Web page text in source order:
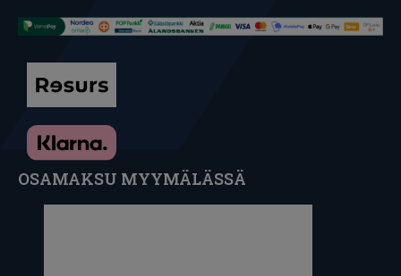
OSAMAKSU MYYMÄLÄSSÄ